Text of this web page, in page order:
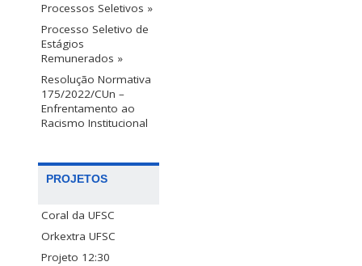
Processos Seletivos »
Processo Seletivo de
Estágios
Remunerados »
Resolução Normativa
175/2022/CUn –
Enfrentamento ao
Racismo Institucional
PROJETOS
Coral da UFSC
Orkextra UFSC
Projeto 12:30